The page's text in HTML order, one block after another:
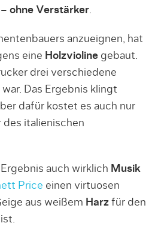
ohne Verstärker.
anzueignen, hat
eine Holzviolinegebaut.
drei verschiedene
Das Ergebnis klingt
dafür kostet es auch nur
des italienischen
auch wirklich Musik
Price einen virtuosen
aus weißem Harzfür den